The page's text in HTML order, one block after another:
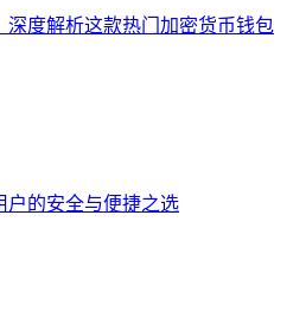
深度解析这款热门加密货币钱包
户的安全与便捷之选